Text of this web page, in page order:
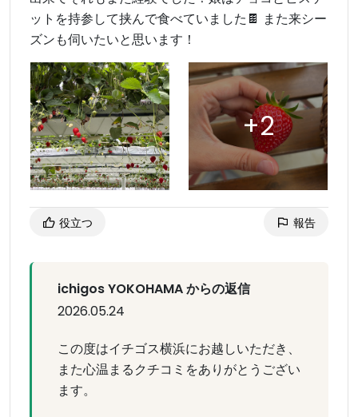
ットを持参して挟んで食べていました🍫 また来シー
ズンも伺いたいと思います！
役立つ 報告
ichigos YOKOHAMA からの返信
2026.05.24
この度はイチゴス横浜にお越しいただき、
また心温まるクチコミをありがとうござい
ます。